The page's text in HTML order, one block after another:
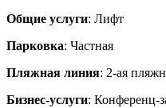
Общие услуги: Лифт
Парковка: Частная
Пляжная линия: 2-ая
Бизнес-услуги: Конференц-